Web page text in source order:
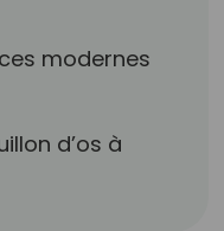
modernes
d’os à